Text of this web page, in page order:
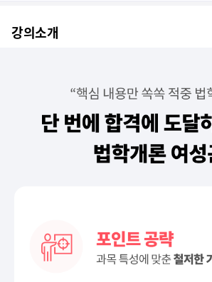
이해 하기 쉽고 중요한 부분은 간조 해주셔서 좋음
강의소개